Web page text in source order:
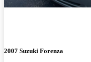
2007 Suzuki Forenza